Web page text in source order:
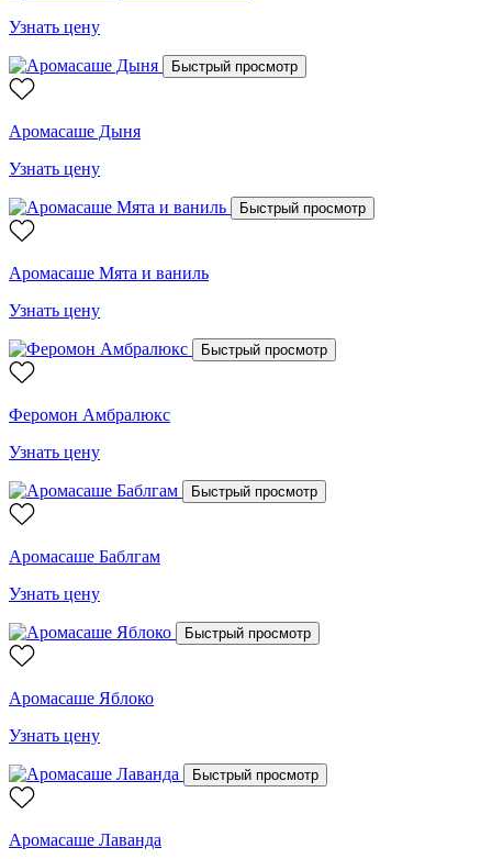
Узнать цену
Быстрый просмотр
Аромасаше Дыня
Узнать цену
Быстрый просмотр
Аромасаше Мята и ваниль
Узнать цену
Быстрый просмотр
Феромон Амбралюкс
Узнать цену
Быстрый просмотр
Аромасаше Баблгам
Узнать цену
Быстрый просмотр
Аромасаше Яблоко
Узнать цену
Быстрый просмотр
Аромасаше Лаванда